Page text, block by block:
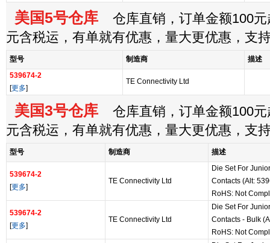
美国5号仓库 仓库直销，订单金额100元
元含税运，有单就有优惠，量大更优惠，支
型号 制造商
描述
539674-2
[更多]
TE Connectivity Ltd
美国3号仓库 仓库直销，订单金额100元
元含税运，有单就有优惠，量大更优惠，支
型号 制造商 描述
539674-2
[更多]
TE Connectivity Ltd
Die Set For
Contacts (Alt:
RoHS: Not
539674-2
[更多]
TE Connectivity Ltd
Die Set For
Contacts - Bulk
RoHS: Not